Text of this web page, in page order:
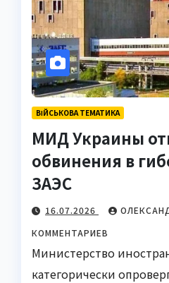
ВІЙСЬКОВА ТЕМАТИКА
МИД Украины
обвинения в
ЗАЭС
16.07.2026
КОММЕНТАРИЕВ
Министерство
категорически